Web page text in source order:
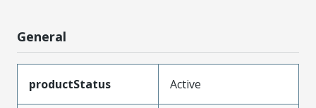
General
productStatus Active